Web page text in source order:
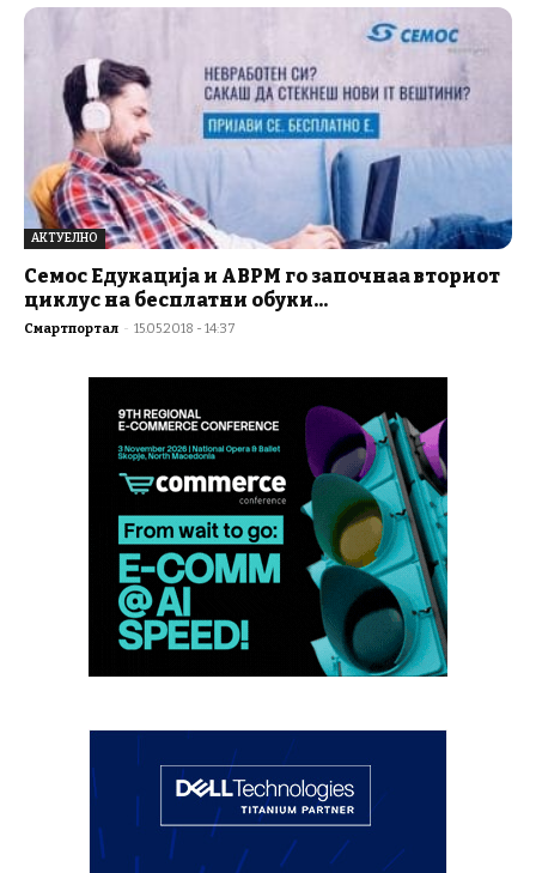
АКТУЕЛНО
Семос Едукација и АВРМ го започнаа вториот
циклус на бесплатни обуки...
Смартпортал - 15.05.2018 - 14:37